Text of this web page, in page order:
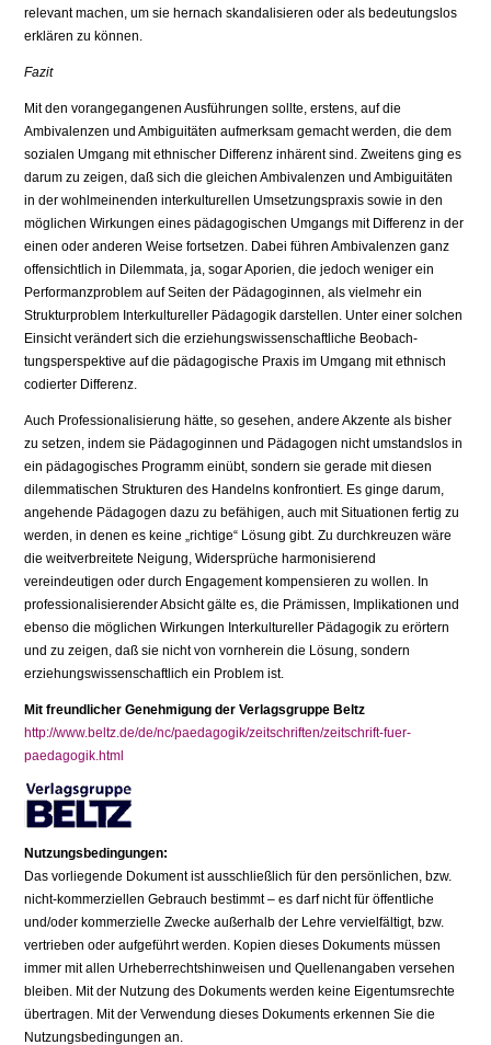
relevant ma­chen, um sie hernach skandalisieren oder als bedeutungslos
erklären zu kön­nen.
Fazit
Mit den vorangegangenen Ausführungen sollte, erstens, auf die
Ambivalenzen und Ambiguitäten aufmerksam gemacht werden, die dem
sozialen Umgang mit ethnischer Differenz inhärent sind. Zweitens ging es
darum zu zeigen, daß sich die gleichen Ambivalenzen und Ambiguitäten
in der wohlmeinenden in­terkulturellen Umsetzungspraxis sowie in den
möglichen Wirkungen eines päd­agogischen Umgangs mit Differenz in der
einen oder anderen Weise fortsetzen. Dabei führen Ambivalenzen ganz
offensichtlich in Dilemmata, ja, sogar Aporien, die jedoch weniger ein
Performanzproblem auf Seiten der Pädagoginnen, als vielmehr ein
Strukturproblem Interkultureller Pädagogik darstellen. Unter einer solchen
Einsicht verändert sich die erziehungswissenschaftliche Beobach­
tungsperspektive auf die pädagogische Praxis im Umgang mit ethnisch
codier­ter Differenz.
Auch Professionalisierung hätte, so gesehen, andere Akzente als bisher
zu setzen, indem sie Pädagoginnen und Pädagogen nicht umstandslos in
ein päd­agogisches Programm einübt, sondern sie gerade mit diesen
dilemmatischen Strukturen des Handelns konfrontiert. Es ginge darum,
angehende Pädagogen dazu zu befähigen, auch mit Situationen fertig zu
werden, in denen es keine „richtige“ Lösung gibt. Zu durchkreuzen wäre
die weitverbreitete Neigung, Widersprüche harmonisierend
vereindeutigen oder durch Engagement kom­pensieren zu wollen. In
professionalisierender Absicht gälte es, die Prämissen, Implikationen und
ebenso die möglichen Wirkungen Interkultureller Pädagogik zu erörtern
und zu zeigen, daß sie nicht von vornherein die Lösung, sondern
erziehungswissenschaftlich ein Problem ist.
Mit freundlicher Genehmigung der Verlagsgruppe Beltz
http://www.beltz.de/de/nc/paedagogik/zeitschriften/zeitschrift-fuer-
paedagogik.html
Nutzungsbedingungen:
Das vorliegende Dokument ist ausschließlich für den persönlichen, bzw.
nicht-kommerziellen Gebrauch bestimmt – es darf nicht für öffentliche
und/oder kommerzielle Zwecke außerhalb der Lehre vervielfältigt, bzw.
vertrieben oder aufgeführt werden. Kopien dieses Dokuments müssen
immer mit allen Urheberrechtshinweisen und Quellenangaben versehen
bleiben. Mit der Nutzung des Dokuments werden keine Eigentumsrechte
übertragen. Mit der Verwendung dieses Dokuments erkennen Sie die
Nutzungsbedingungen an.